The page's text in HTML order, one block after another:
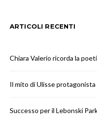
ARTICOLI RECENTI
Chiara Valerio ricorda la
Il mito di Ulisse protagonista
Successo per il Lebonski